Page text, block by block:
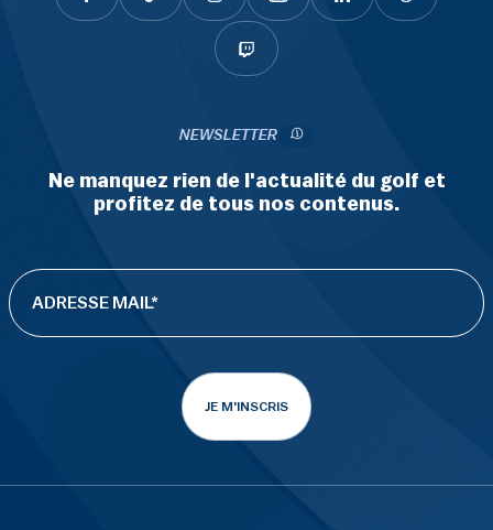
NEWSLETTER
Ne manquez rien de l'actualité du golf et
profitez de tous nos contenus.
JE M'INSCRIS